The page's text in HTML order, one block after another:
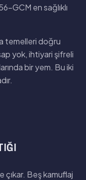
GCM en sağlıklı
temelleri doğru
yok, ihtiyari şifreli
bir yem. Bu iki
çıkar. Beş kamuflaj